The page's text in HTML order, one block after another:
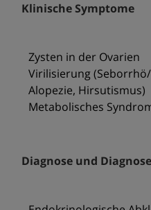
Klinische Symptome
Zysten in der Ovarien
Virilisierung
Alopezie, Hirsutismus)
Metabolisches
Diagnose und